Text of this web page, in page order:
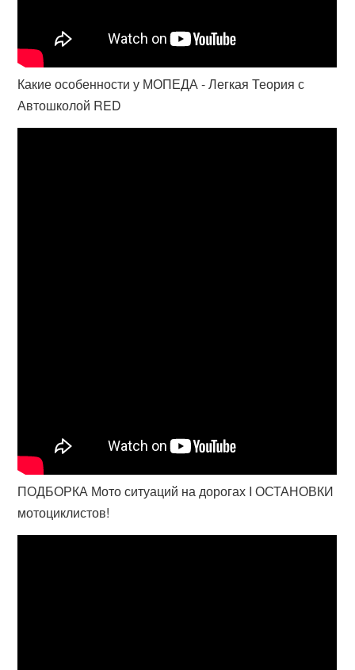
Какие особенности у МОПЕДА - Легкая Теория с
Автошколой RED
ПОДБОРКА Мото ситуаций на дорогах I ОСТАНОВКИ
мотоциклистов!